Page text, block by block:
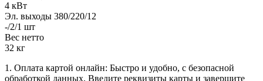
4 кВт
Эл. выходы 380/220/12
-/2/1 шт
Вес нетто
32 кг
1. Оплата картой онлайн: Быстро и удобно, с безопасной
обработкой данных. Введите реквизиты карты и завершите